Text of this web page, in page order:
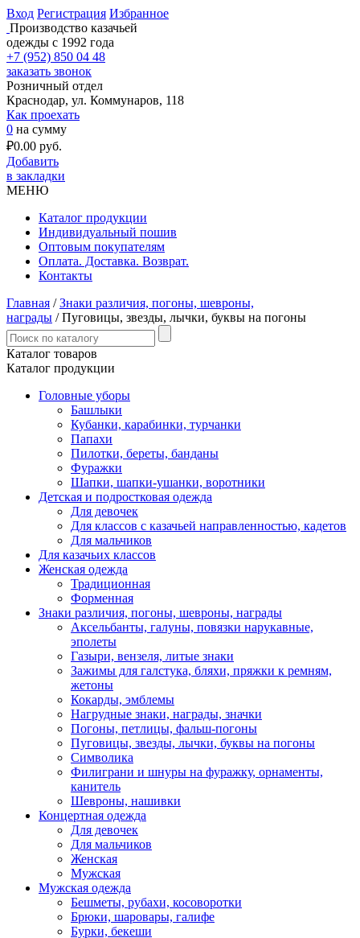
Вход Регистрация Избранное
Производство казачьей
одежды с 1992 года
+7 (952) 850 04 48
заказать звонок
Розничный отдел
Краснодар, ул. Коммунаров, 118
Как проехать
0 на сумму
₽0.00 руб.
Добавить
в закладки
МЕНЮ
Каталог продукции
Индивидуальный пошив
Оптовым покупателям
Оплата. Доставка. Возврат.
Контакты
Главная /Знаки различия, погоны, шевроны,
награды / Пуговицы, звезды, лычки, буквы на погоны
Каталог товаров
Каталог продукции
Головные уборы
Башлыки
Кубанки, карабинки, турчанки
Папахи
Пилотки, береты, банданы
Фуражки
Шапки, шапки-ушанки, воротники
Детская и подростковая одежда
Для девочек
Для классов с казачьей направленностью, кадетов
Для мальчиков
Для казачьих классов
Женская одежда
Традиционная
Форменная
Знаки различия, погоны, шевроны, награды
Аксельбанты, галуны, повязки нарукавные,
эполеты
Газыри, вензеля, литые знаки
Зажимы для галстука, бляхи, пряжки к ремням,
жетоны
Кокарды, эмблемы
Нагрудные знаки, награды, значки
Погоны, петлицы, фальш-погоны
Пуговицы, звезды, лычки, буквы на погоны
Символика
Филиграни и шнуры на фуражку, орнаменты,
канитель
Шевроны, нашивки
Концертная одежда
Для девочек
Для мальчиков
Женская
Мужская
Мужская одежда
Бешметы, рубахи, косоворотки
Брюки, шаровары, галифе
Бурки, бекеши